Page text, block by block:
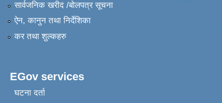
सार्वजनिक खरीद /बोलपत्र सूचना
ऐन, कानुन तथा निर्देशिका
कर तथा शुल्कहरु
EGov services
घटना दर्ता